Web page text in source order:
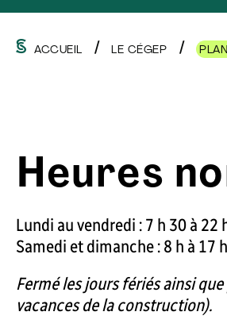
ACCUEIL LE CÉGEP
Heures
Lundi au vendredi : 7 h 30 à 22
Samedi et dimanche : 8 h à 17 h
Fermé les jours fériés ainsi
vacances de la construction).